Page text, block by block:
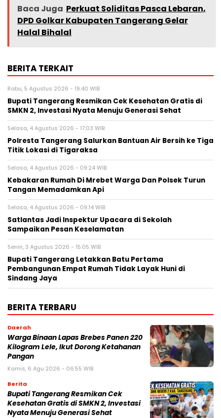
Baca Juga Perkuat Soliditas Pasca Lebaran,
DPD Golkar Kabupaten Tangerang Gelar
Halal Bihalal
BERITA TERKAIT
Rabu, 5 Agustus 2026 - 19:40 WIB
‎Bupati Tangerang Resmikan Cek Kesehatan Gratis di
SMKN 2, Investasi Nyata Menuju Generasi Sehat
Selasa, 4 Agustus 2026 - 17:03 WIB
Polresta Tangerang Salurkan Bantuan Air Bersih ke Tiga
Titik Lokasi di Tigaraksa
Selasa, 4 Agustus 2026 - 09:24 WIB
Kebakaran Rumah Di Mrebet Warga Dan Polsek Turun
Tangan Memadamkan Api
Selasa, 4 Agustus 2026 - 09:14 WIB
Satlantas Jadi Inspektur Upacara di Sekolah
Sampaikan Pesan Keselamatan
Senin, 3 Agustus 2026 - 15:05 WIB
Bupati Tangerang Letakkan Batu Pertama
Pembangunan Empat Rumah Tidak Layak Huni di
Sindang Jaya
BERITA TERBARU
Daerah
Warga Binaan Lapas Brebes Panen 220
Kilogram Lele, Ikut Dorong Ketahanan
Pangan
Kamis, 6 Agu 2026 - 06:55 WIB
Berita
‎Bupati Tangerang Resmikan Cek
Kesehatan Gratis di SMKN 2, Investasi
Nyata Menuju Generasi Sehat